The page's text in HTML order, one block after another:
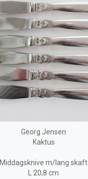
Georg Jensen
Kaktus
Middagsknive m/lang skaft
L 20,8 cm